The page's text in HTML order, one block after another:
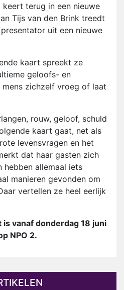
terug in een nieuwe
Tijs van den Brink treedt
uit een nieuwe
kaart spreekt ze
geloofs- en
mens zichzelf vroeg of laat
rouw, geloof, schuld
kaart gaat, net als
levensvragen en het
dat haar gasten zich
hebben allemaal iets
manieren gevonden om
vertellen ze heel eerlijk
vanaf donderdag 18 juni
NPO 2.